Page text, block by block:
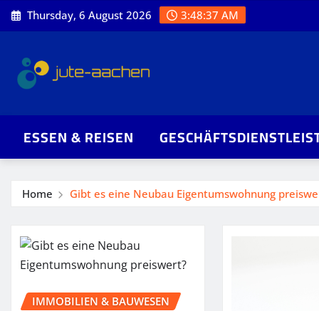
Skip
to
Thursday, 6 August 2026 3:48:38 AM
ESSEN & REISEN
Home Gibt es eine Neubau Eigentumswohnung
IMMOBILIEN & BAUWESEN